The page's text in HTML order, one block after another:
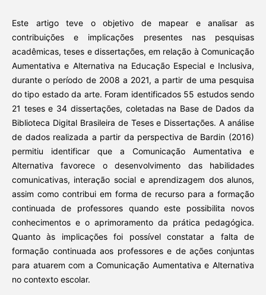
Este artigo teve o objetivo de mapear e analisar as
contribuições e implicações presentes nas pesquisas
acadêmicas, teses e dissertações, em relação à Comunicação
Aumentativa e Alternativa na Educação Especial e Inclusiva,
durante o período de 2008 a 2021, a partir de uma pesquisa
do tipo estado da arte. Foram identificados 55 estudos sendo
21 teses e 34 dissertações, coletadas na Base de Dados da
Biblioteca Digital Brasileira de Teses e Dissertações. A análise
de dados realizada a partir da perspectiva de Bardin (2016)
permitiu identificar que a Comunicação Aumentativa e
Alternativa favorece o desenvolvimento das habilidades
comunicativas, interação social e aprendizagem dos alunos,
assim como contribui em forma de recurso para a formação
continuada de professores quando este possibilita novos
conhecimentos e o aprimoramento da prática pedagógica.
Quanto às implicações foi possível constatar a falta de
formação continuada aos professores e de ações conjuntas
para atuarem com a Comunicação Aumentativa e Alternativa
no contexto escolar.